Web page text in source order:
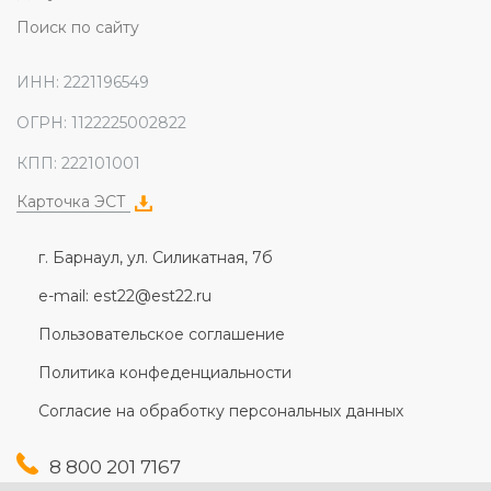
Поиск по сайту
ИНН: 2221196549
ОГРН: 1122225002822
КПП: 222101001
Карточка ЭСТ
г. Барнаул, ул. Силикатная, 7б
e-mail: est22@est22.ru
Пользовательское соглашение
Политика конфеденциальности
Согласие на обработку персональных данных
8 800 201 7167